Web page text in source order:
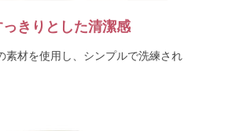
っきりとした清潔感
素材を使用し、シンプルで洗練され